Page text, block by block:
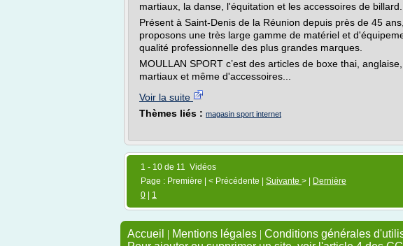
martiaux, la danse, l'équitation et les accessoires de billard.
Présent à Saint-Denis de la Réunion depuis près de 45
proposons une très large gamme de matériel et
qualité professionnelle des plus grandes marques.
MOULLAN SPORT c’est des articles de boxe thai,
martiaux et même d'accessoires...
Voir la suite
Thèmes liés : magasin sport internet
1 - 10 de 11 Vidéos
Page : Première | < Précédente | Suivante > |
Dernière
0
1
Accueil | Mentions légales | Conditions générales